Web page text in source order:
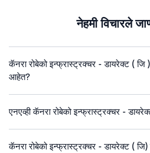
नेहमी विचारले
कॅनरा रोबेको इन्फ्रास्ट्रक्चर - डायरेक्ट ( जि )
आहेत?
एनएव्ही कॅनरा रोबेको इन्फ्रास्ट्रक्चर -
कॅनरा रोबेको इन्फ्रास्ट्रक्चर - डायरेक्ट (